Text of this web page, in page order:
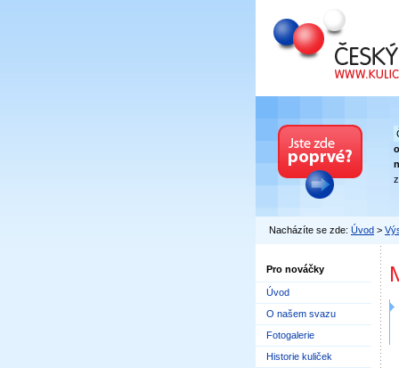
Český kuličkový
Nacházíte se zde: Úvod >
Pro nováčky
Úvod
O našem svazu
Fotogalerie
Historie kuliček